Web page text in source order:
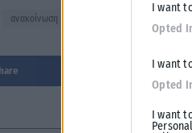
I want
Opted
I want
Opted
I want
ανακοίνωση